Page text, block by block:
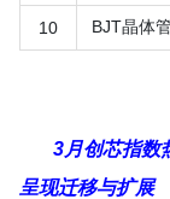
10 BJT晶体管
3月创芯指数
呈现迁移与扩展